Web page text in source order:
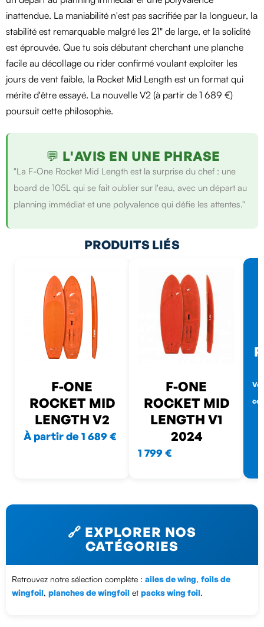
inattendue. La maniabilité n'est pas sacrifiée par la longueur, la
stabilité est remarquable malgré les 21" de large, et la solidité
est éprouvée. Que tu sois débutant cherchant une planche
facile au décollage ou rider confirmé voulant exploiter les
jours de vent faible, la Rocket Mid Length est un format qui
mérite d'être essayé. La nouvelle V2 (à partir de 1 689 €)
poursuit cette philosophie.
💬 L'AVIS EN UNE PHRASE
"La F-One Rocket Mid Length est la surprise du chef : une
board de 105L qui se fait oublier sur l'eau, avec un départ au
planning immédiat et une polyvalence qui défie les attentes."
PRODUITS LIÉS
F-ONE
ROCKET MID
LENGTH V2
À partir de 1 689 €
F-ONE
ROCKET MID
LENGTH V1
2024
1 799 €
🔗 EXPLORER NOS
CATÉGORIES
Retrouvez notre sélection complète : ailes de wing, foils de
wingfoil, planches de wingfoil et packs wing foil.